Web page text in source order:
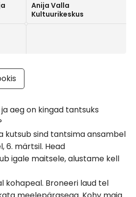
Anija Valla
Kultuurikeskus
aeg on kingad tantsuks
kutsub sind tantsima ansambel
6. märtsil. Head
igale maitsele, alustame kell
kohapeal. Broneeri laud tel